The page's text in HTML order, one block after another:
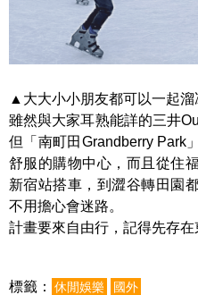
▲大大小小朋友都可以一起溜
雖然與大家耳熟能詳的三井
但「南町田Grandberry Park
舒服的購物中心，而且從住
新宿站搭車，到澀谷轉田園
不用擔心會迷路。
計畫要來自由行，記得先存在
標籤： 休閒娛樂 國外